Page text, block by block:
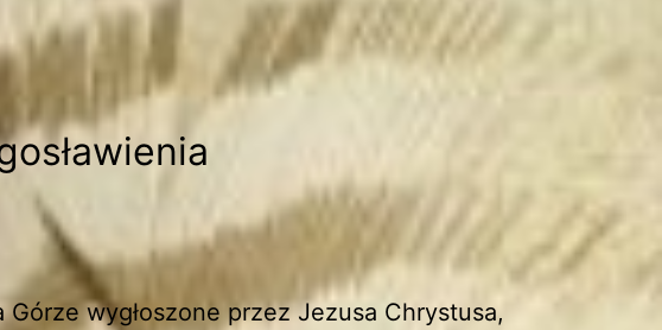
Górze wygłoszone przez Jezusa Chrystusa,